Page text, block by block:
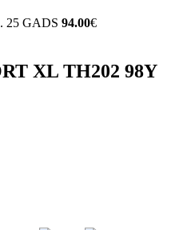
25 GADS 94.00€
XL TH202 98Y